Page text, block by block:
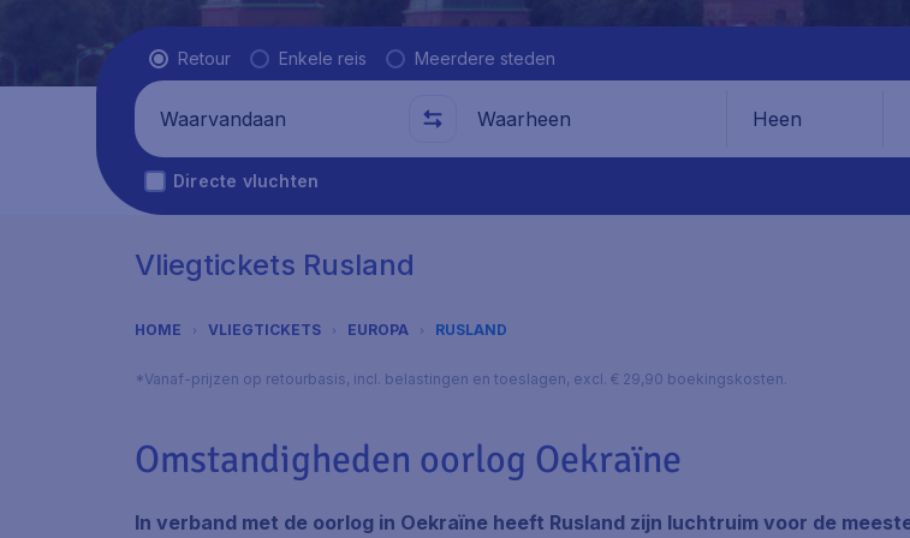
Vluchttype
Retour Enkele reis Meerdere steden
Waarvandaan Waarheen Heen
Directe vluchten
Vliegtickets Rusland
HOME VLIEGTICKETS EUROPA RUSLAND
*Vanaf-prijzen op retourbasis, incl. belastingen en toeslagen, excl. € 29,90 boekingskosten.
Omstandigheden oorlog Oekraïne
In verband met de oorlog in Oekraïne heeft Rusland zijn luchtruim voor de